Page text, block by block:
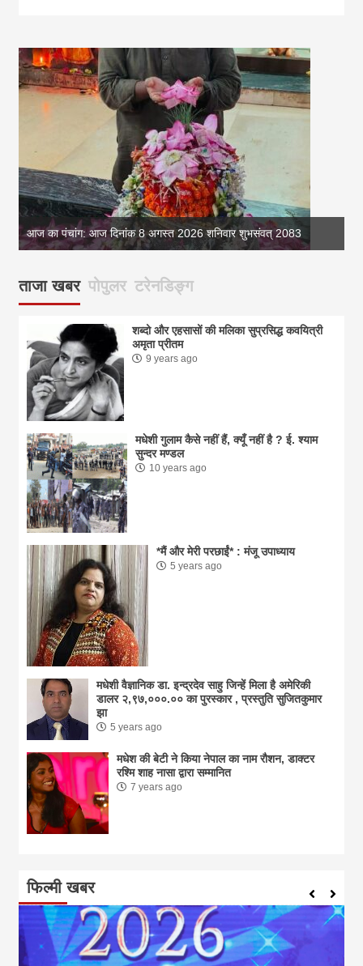
आज का पंचांग: आज दिनांक 8 अगस्त 2026 शनिवार शुभसंवत् 2083
ताजा खबर पोपुलर टरेनडिङ्ग
शब्दो और एहसासों की मलिका सुप्रसिद्ध कवयित्री
अमृता प्रीतम
9 years ago
मधेशी गुलाम कैसे नहीं हैं, क्यूँ नहीं है ? ई. श्याम
सुन्दर मण्डल
10 years ago
*मैं और मेरी परछाईं* : मंजू उपाध्याय
5 years ago
मधेशी वैज्ञानिक डा. इन्द्रदेव साहु जिन्हें मिला है अमेरिकी
डालर २,९७,०००.०० का पुरस्कार , प्रस्तुति सुजितकुमार
झा
5 years ago
मधेश की बेटी ने किया नेपाल का नाम राैशन, डाक्टर
रश्मि शाह नासा द्वारा सम्मानित
7 years ago
फिल्मी खबर